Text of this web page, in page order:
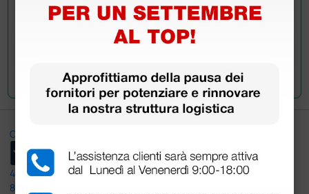
Invia la tua domanda
Ottimo
4,6
/5
8.330